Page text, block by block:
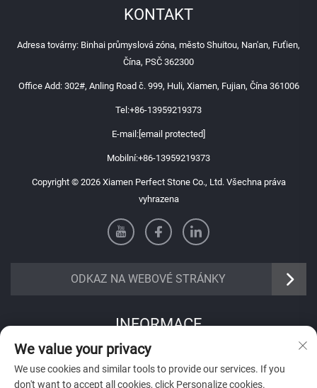
KONTAKT
Adresa továrny: Binhai průmyslová zóna, město Shuitou, Nan'an, Fuťien,
Čína, PSČ 362300
Office Add: 302#, Anling Road č. 999, Huli, Xiamen, Fujian, Čína 361006
Tel:+86-13959219373
E-mail: [email protected]
Mobilní:+86-13959219373
Copyright © 2026 Xiamen Perfect Stone Co., Ltd. Všechna práva
vyhrazena
ODKAZ NA WEBOVÉ STRÁNKY
INFORMACE
Přihlaste se k odběru našeho týdenního newsletteru
We value your privacy
We use cookies and similar tools to provide our services. If you
don't want to accept all cookies, click Personalize cookies.